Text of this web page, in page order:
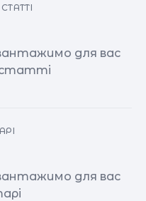
для вас
статті
для вас